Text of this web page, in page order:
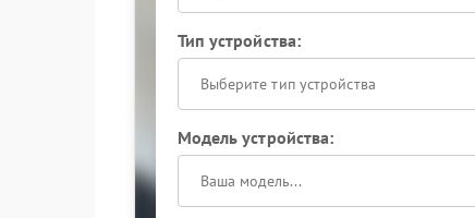
Тип устройства:
Выберите тип устройства
Модель устройства: